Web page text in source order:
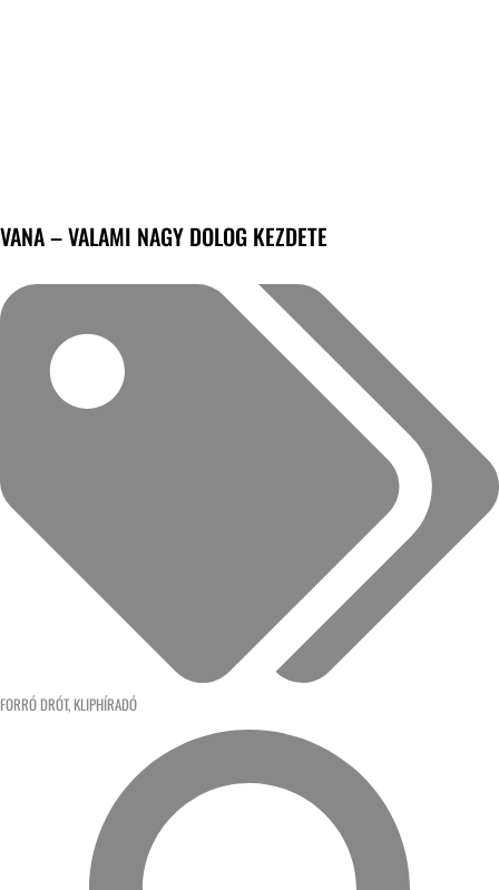
VANA – VALAMI NAGY DOLOG KEZDETE
FORRÓ DRÓT, KLIPHÍRADÓ